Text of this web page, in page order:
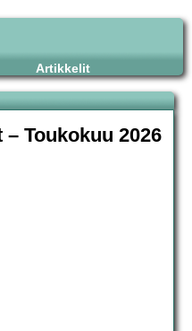
Artikkelit
Toukokuu 2026